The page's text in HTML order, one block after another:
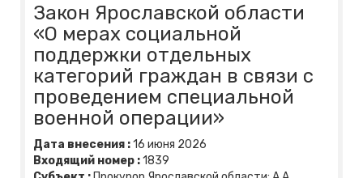
Закон Ярославской области
«О мерах социальной
поддержки отдельных
категорий граждан в связи с
проведением специальной
военной операции»
Дата внесения :16 июня 2026
Входящий номер :1839